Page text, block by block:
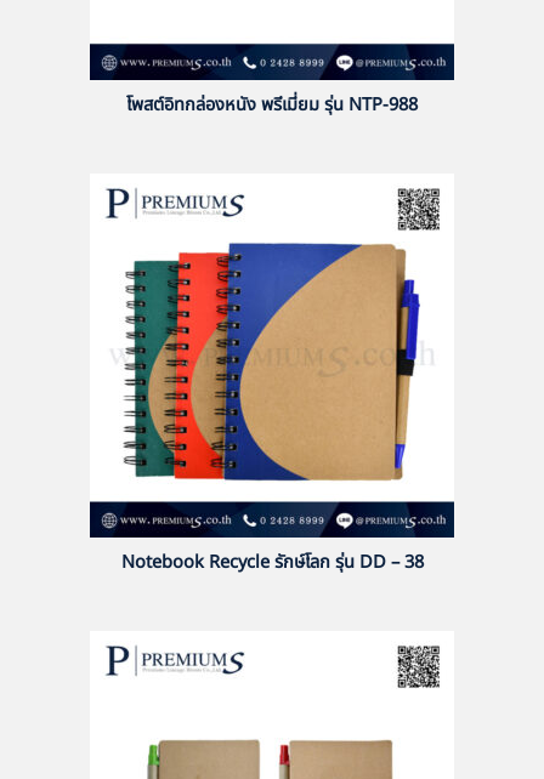
โพสต์อิทกล่องหนัง พรีเมี่ยม รุ่น NTP-988
Notebook Recycle รักษ์โลก รุ่น DD – 38